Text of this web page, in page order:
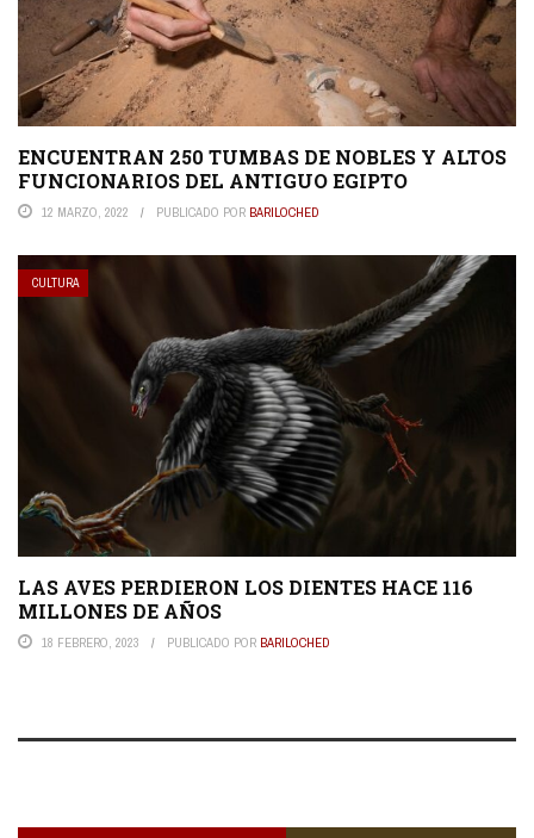
ENCUENTRAN 250 TUMBAS DE NOBLES Y ALTOS
FUNCIONARIOS DEL ANTIGUO EGIPTO
12 MARZO, 2022 PUBLICADO POR BARILOCHED
CULTURA
LAS AVES PERDIERON LOS DIENTES HACE 116
MILLONES DE AÑOS
18 FEBRERO, 2023 PUBLICADO POR BARILOCHED